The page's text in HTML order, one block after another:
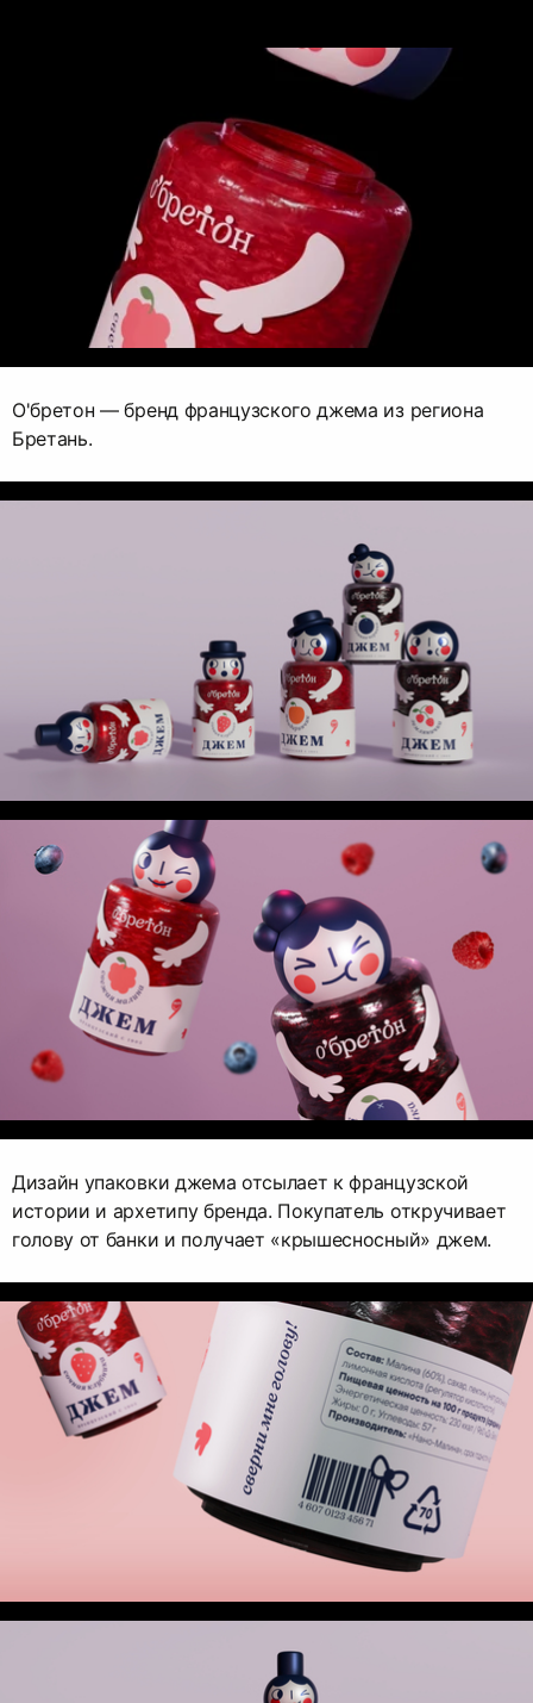
О'бретон — бренд французского джема из региона
Бретань.
Дизайн упаковки джема отсылает к французской
истории и архетипу бренда. Покупатель откручивает
голову от банки и получает «крышесносный» джем.